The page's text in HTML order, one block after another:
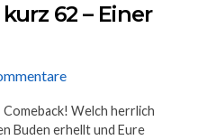
62 – Einer
Welch herrlich
Buden erhellt und Eure